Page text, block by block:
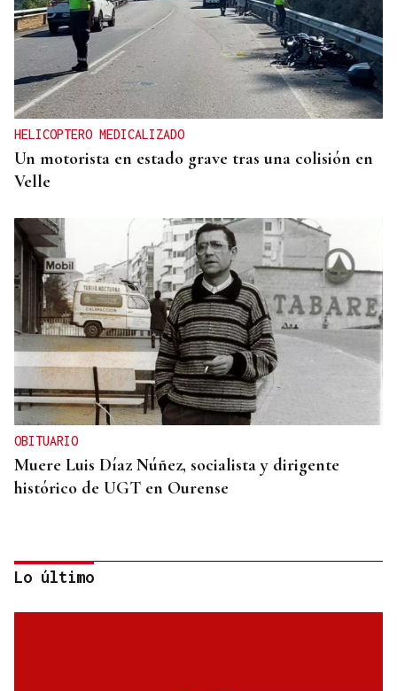
HELICOPTERO MEDICALIZADO
Un motorista en estado grave tras una colisión en
Velle
OBITUARIO
Muere Luis Díaz Núñez, socialista y dirigente
histórico de UGT en Ourense
Lo último